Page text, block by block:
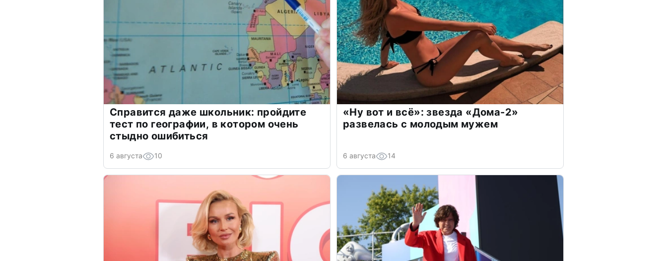
Справится даже школьник: пройдите
тест по географии, в котором очень
стыдно ошибиться
6 августа 10
«Ну вот и всё»: звезда «Дома-2»
развелась с молодым мужем
6 августа 14